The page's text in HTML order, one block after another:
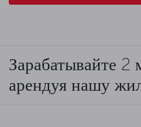
Зарабатывайте 2
арендуя нашу